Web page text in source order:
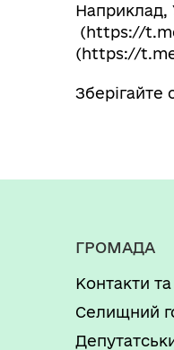
Наприклад,
(https://
(https://
Зберігайте
ГРОМАДА
Контакти
Селищний